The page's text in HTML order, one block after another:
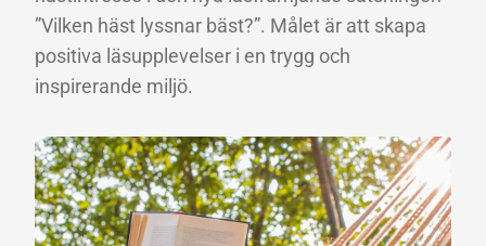
”Vilken häst lyssnar bäst?”. Målet är att skapa
positiva läsupplevelser i en trygg och
inspirerande miljö.